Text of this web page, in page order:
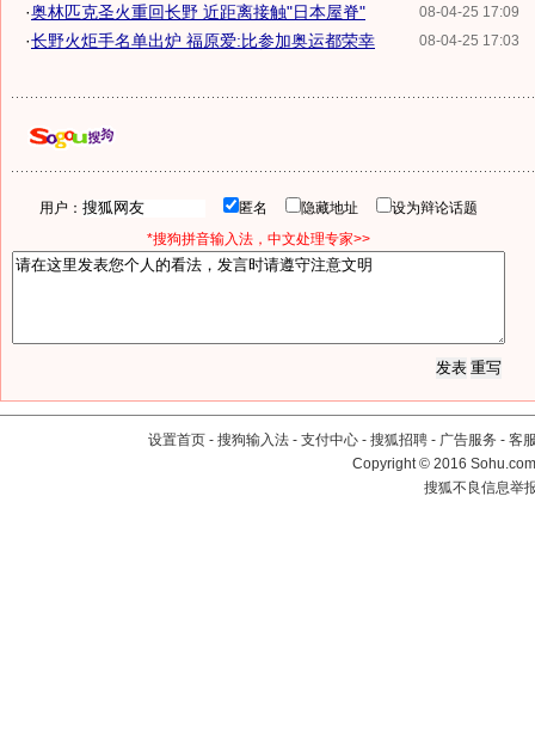
08-04-25 17:09
·奥林匹克圣火重回长野 近距离接触"日本屋脊"
08-04-25 17:03
·长野火炬手名单出炉 福原爱:比参加奥运都荣幸
用户： 匿名 隐藏地址
设为辩论话题
*搜狗拼音输入法，中文处理专家>>
设置首页 - 搜狗输入法 - 支付中心 - 搜狐招聘 - 广告服务 - 客
Copyright©2016
搜狐不良信息举